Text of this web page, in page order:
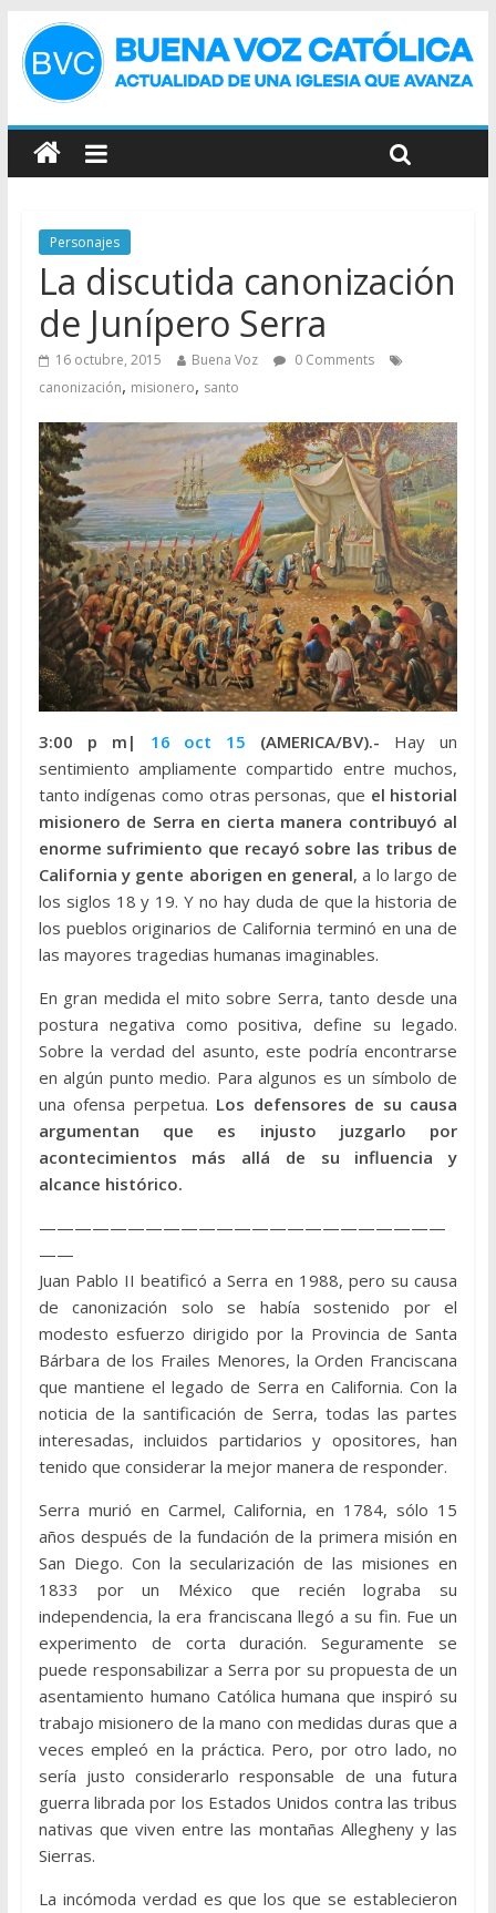
Personajes
La discutida canonización
de Junípero Serra
16 octubre, 2015 Buena Voz
0 Comments
canonización, misionero, santo
3:00 p m| 16 oct 15 (AMERICA/BV).- Hay un
sentimiento ampliamente compartido entre muchos,
tanto indígenas como otras personas, que el historial
misionero de Serra en cierta manera contribuyó al
enorme sufrimiento que recayó sobre las tribus de
California y gente aborigen en general, a lo largo de
los siglos 18 y 19. Y no hay duda de que la historia de
los pueblos originarios de California terminó en una de
las mayores tragedias humanas imaginables.
En gran medida el mito sobre Serra, tanto desde una
postura negativa como positiva, define su legado.
Sobre la verdad del asunto, este podría encontrarse
en algún punto medio. Para algunos es un símbolo de
una ofensa perpetua. Los defensores de su causa
argumentan que es injusto juzgarlo por
acontecimientos más allá de su influencia y
alcance histórico.
———————————————————————
——
Juan Pablo II beatificó a Serra en 1988, pero su causa
de canonización solo se había sostenido por el
modesto esfuerzo dirigido por la Provincia de Santa
Bárbara de los Frailes Menores, la Orden Franciscana
que mantiene el legado de Serra en California. Con la
noticia de la santificación de Serra, todas las partes
interesadas, incluidos partidarios y opositores, han
tenido que considerar la mejor manera de responder.
Serra murió en Carmel, California, en 1784, sólo 15
años después de la fundación de la primera misión en
San Diego. Con la secularización de las misiones en
1833 por un México que recién lograba su
independencia, la era franciscana llegó a su fin. Fue un
experimento de corta duración. Seguramente se
puede responsabilizar a Serra por su propuesta de un
asentamiento humano Católica humana que inspiró su
trabajo misionero de la mano con medidas duras que a
veces empleó en la práctica. Pero, por otro lado, no
sería justo considerarlo responsable de una futura
guerra librada por los Estados Unidos contra las tribus
nativas que viven entre las montañas Allegheny y las
Sierras.
La incómoda verdad es que los que se establecieron